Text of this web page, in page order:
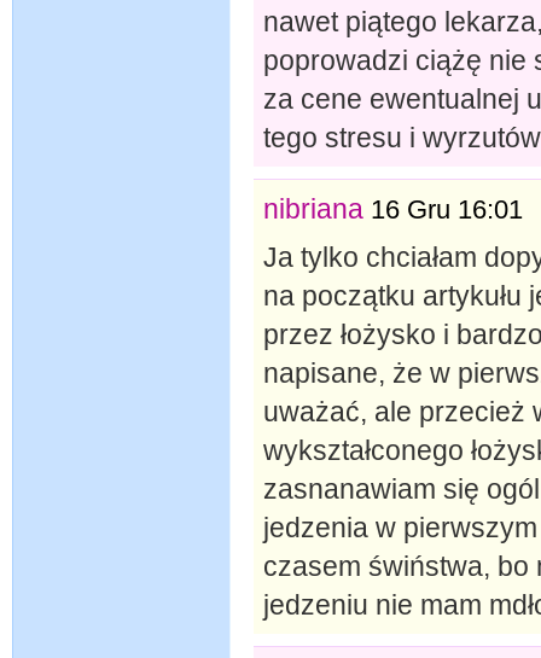
nawet piątego
poprowadzi ciążę nie
za cene ewentualnej
tego stresu i
nibriana 16 Gru 16:01
Ja tylko chciałam
na początku artykułu
przez łożysko i
napisane, że w
uważać, ale przecież
wykształconego
zasnanawiam się
jedzenia w
czasem świństwa, bo
jedzeniu nie mam